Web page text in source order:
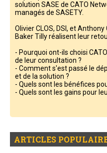
solution SASE de CATO
managés de SASETY.
Olivier CLOS, DSI, et
Baker Tilly réalisent leur
- Pourquoi ont-ils choisi
de leur consultation ?
- Comment s'est passé le
et de la solution ?
- Quels sont les bénéfices
- Quels sont les gains pour
ARTICLES